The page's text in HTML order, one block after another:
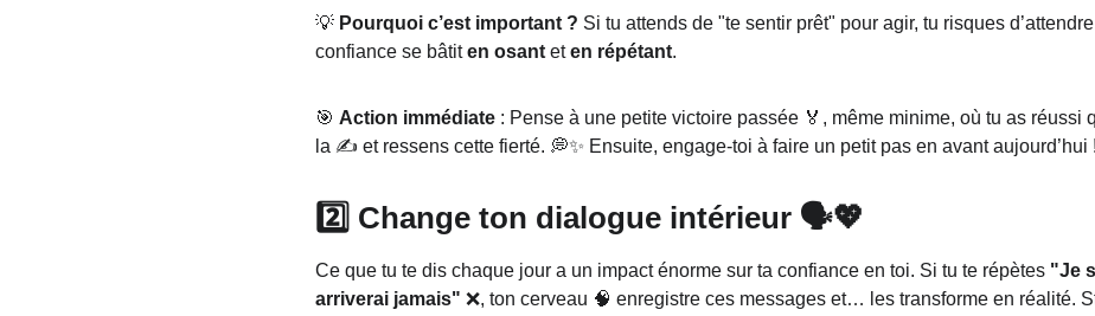
💡 Pourquoi c’est important ? Si tu attends de "te sentir prêt" pour agir, tu risques
confiance se bâtit en osant et en répétant.
🎯 Action immédiate : Pense à une petite victoire passée 🏅, même minime, où tu as réussi
la ✍️ et ressens cette fierté. 💭✨ Ensuite, engage-toi à faire un petit pas en avant aujourd’hui !
2️⃣ Change ton dialogue intérieur 🗣️💖
Ce que tu te dis chaque jour a un impact énorme sur ta confiance en toi. Si tu te répètes "Je
arriverai jamais" ❌, ton cerveau 🧠 enregistre ces messages et… les transforme en réalité.